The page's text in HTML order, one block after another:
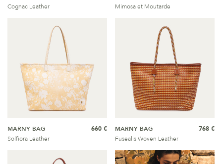
Cognac Leather
Mimosa et Moutarde
MARNY BAG
Solfiora Leather
660 €
MARNY BAG
Fusealis Woven Leather
768 €